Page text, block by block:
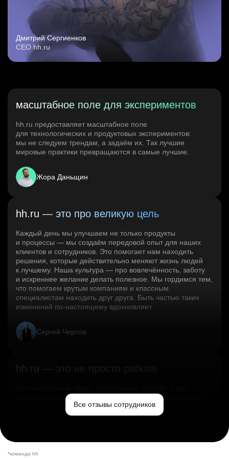
Дмитрий Сергиенков
CEO hh.ru
масштабное поле для экспериментов
hh.ru предоставляет масштабное поле
для технологических и продуктовых экспериментов:
мы не следуем трендам, а задаём их. Так лучшие
мировые практики превращаются в самые лучшие.
Жора Даньщин
hh.ru — это про великую цель
Каждый день мы улучшаем не только продукты
и процессы — мы создаём передовой опыт для наших
клиентов и сотрудников. Это помогает нам находить
решения, которые действительно меняют жизнь людей
к лучшему. Наша культура — про вовлечённость, заботу
и искреннее желание делать полезное. Мы гордимся тем,
что помогаем крутым компаниям и классным
специалистам находить друг друга. Быть частью таких
изменений по‑настоящему вдохновляет.
Сергей Чертов
hh.ru — это не просто работа
свободы. Мы помогаем миру и создаём лучший сервис
по поиску работы в стране.Все отзывы сотрудников
*команда hh